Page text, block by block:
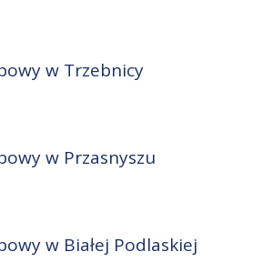
w Trzebnicy
w Przasnyszu
w Białej Podlaskiej